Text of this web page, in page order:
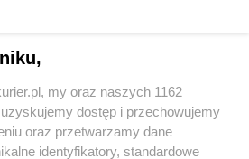
my oraz naszych 1162
dostęp i przechowujemy
oraz przetwarzamy dane
identyfikatory, standardowe